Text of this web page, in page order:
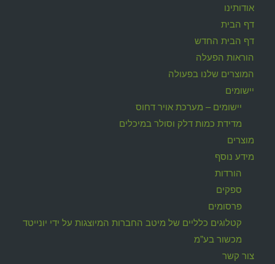
אודותינו
דף הבית
דף הבית החדש
הוראות הפעלה
המוצרים שלנו בפעולה
יישומים
יישומים – מערכת אויר דחוס
מדידת כמות דלק וסולר במיכלים
מוצרים
מידע נוסף
הורדות
ספקים
פרסומים
קטלוגים כלליים של מיטב החברות המיוצגות על ידי יונייטד
מכשור בע"מ
צור קשר